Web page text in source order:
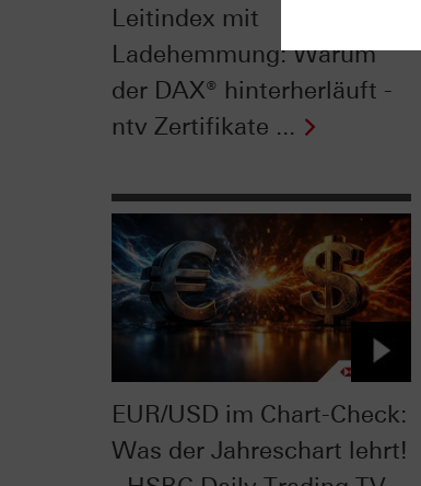
Leitindex mit
Ladehemmung: Warum
der DAX® hinterherläuft -
ntv Zertifikate ...
EUR/USD im Chart-Check:
Was der Jahreschart lehrt!